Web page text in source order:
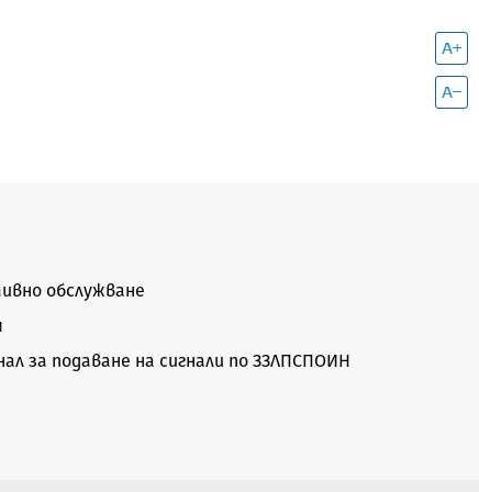
обслужване
за подаване на сигнали по ЗЗЛПСПОИН